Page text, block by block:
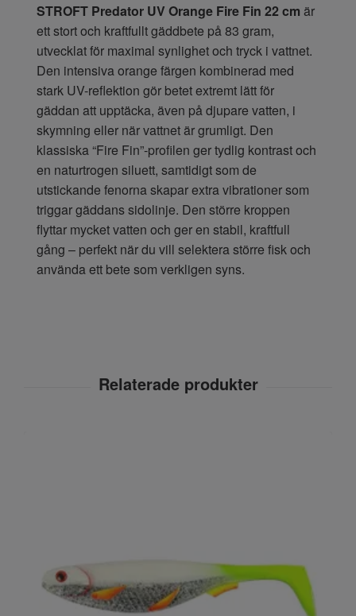
STROFT Predator UV Orange Fire Fin 22 cm är
ett stort och kraftfullt gäddbete på 83 gram,
utvecklat för maximal synlighet och tryck i vattnet.
Den intensiva orange färgen kombinerad med
stark UV-reflektion gör betet extremt lätt för
gäddan att upptäcka, även på djupare vatten, i
skymning eller när vattnet är grumligt. Den
klassiska “Fire Fin”-profilen ger tydlig kontrast och
en naturtrogen siluett, samtidigt som de
utstickande fenorna skapar extra vibrationer som
triggar gäddans sidolinje. Den större kroppen
flyttar mycket vatten och ger en stabil, kraftfull
gång – perfekt när du vill selektera större fisk och
använda ett bete som verkligen syns.